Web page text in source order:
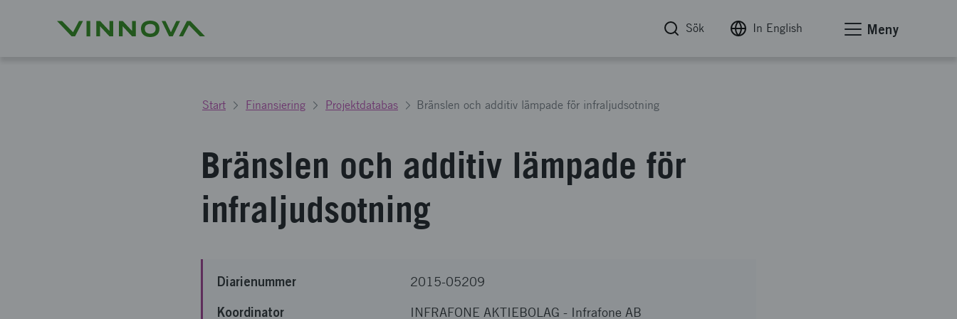
Sök In English Meny
Start Finansiering Projektdatabas Bränslen och additiv lämpade för infraljudsotning
Bränslen och additiv lämpade för
infraljudsotning
Diarienummer 2015-05209
Koordinator INFRAFONE AKTIEBOLAG - Infrafone AB